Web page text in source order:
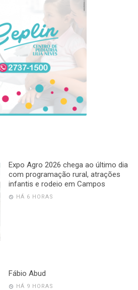
Expo Agro 2026 chega ao último dia
com programação rural, atrações
infantis e rodeio em Campos
HÁ 6 HORAS
Fábio Abud
HÁ 9 HORAS